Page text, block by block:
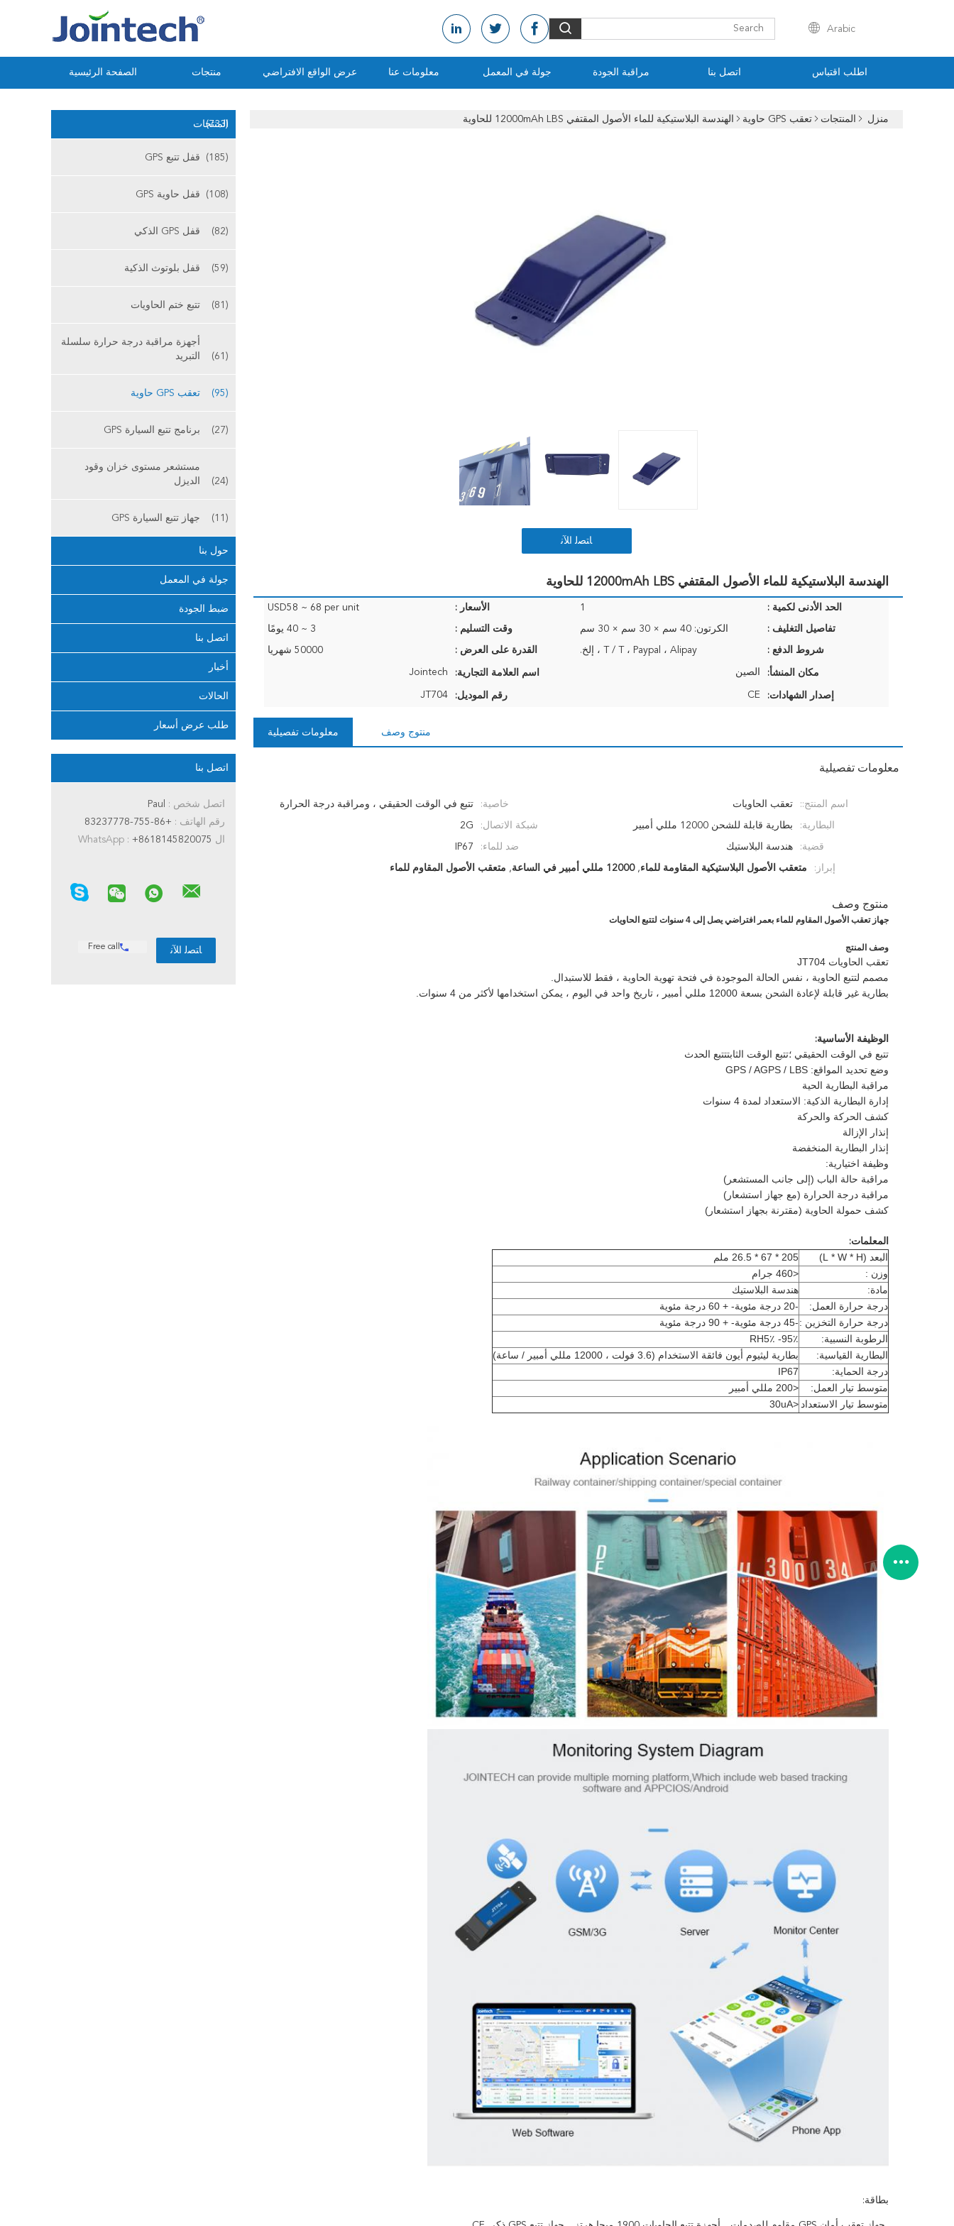
Arabic
الصفحة الرئيسية منتجات عرض الواقع الافتراضي معلومات عنا جولة في المعمل مراقبة الجودة اتصل بنا اطلب اقتباس
المنتجات(733)
قفل تتبع GPS (185)
قفل حاوية GPS (108)
قفل GPS الذكي (82)
قفل بلوتوث الذكية (59)
تتبع ختم الحاويات (81)
أجهزة مراقبة درجة حرارة سلسلة
التبريد
(61)
تعقب GPS حاوية (95)
برنامج تتبع السيارة GPS (27)
مستشعر مستوى خزان وقود
الديزل
(24)
جهاز تتبع السيارة GPS (11)
حول بنا
جولة في المعمل
ضبط الجودة
اتصل بنا
أخبار
الحالات
طلب عرض أسعار
اتصل بنا
اتصل شخص :
رقم الهاتف : +86-755-83237778
ال WhatsApp : +8618145820075
Free call
منزل المنتجات تعقب GPS حاوية الهندسة البلاستيكية للماء الأصول المقتفي 12000mAh LBS للحاوية
ﺎﺘﺼﻟ ﺍﻶﻧ
الهندسة البلاستيكية للماء الأصول المقتفي 12000mAh LBS للحاوية
الحد الأدنى لكمية : 1 الأسعار : USD58 ~ 68 per unit
تفاصيل التغليف : الكرتون: 40 سم × 30 سم × 30 سم وقت التسليم : 3 ~ 40 يومًا
شروط الدفع : T / T ، Paypal ، Alipay ، إلخ. القدرة على العرض : 50000 شهريا
مكان المنشأ: الصين اسم العلامة التجارية: Jointech
إصدار الشهادات: CE رقم الموديل: JT704
معلومات تفصيلية منتوج وصف
معلومات تفصيلية
اسم المنتج:: تعقب الحاويات خاصية: تتبع في الوقت الحقيقي ، ومراقبة درجة الحرارة
البطارية: بطارية قابلة للشحن 12000 مللي أمبير شبكة الاتصال: 2G
قضية: هندسة البلاستيك ضد للماء: IP67
إبراز: متعقب الأصول البلاستيكية المقاومة للماء,12000 مللي أمبير في الساعة , متعقب الأصول المقاوم للماء
منتوج وصف
جهاز تعقب الأصول المقاوم للماء بعمر افتراضي يصل إلى 4 سنوات لتتبع الحاويات
وصف المنتج
تعقب الحاويات JT704
مصمم لتتبع الحاوية ، نفس الحالة الموجودة في فتحة تهوية الحاوية ، فقط للاستبدال.
بطارية غير قابلة لإعادة الشحن بسعة 12000 مللي أمبير ، تاريخ واحد في اليوم ، يمكن استخدامها لأكثر من 4 سنوات.
الوظيفة الأساسية:
تتبع في الوقت الحقيقي ؛تتبع الوقت الثابتتتبع الحدث
وضع تحديد المواقع: GPS / AGPS / LBS
مراقبة البطارية الحية
إدارة البطارية الذكية: الاستعداد لمدة 4 سنوات
كشف الحركة والحركة
إنذار الإزالة
إنذار البطارية المنخفضة
وظيفة اختيارية:
مراقبة حالة الباب (إلى جانب المستشعر)
مراقبة درجة الحرارة (مع جهاز استشعار)
كشف حمولة الحاوية (مقترنة بجهاز استشعار)
المعلمات:
البعد (L * W * H)
205 * 67 * 26.5 ملم
وزن :
<460 جرام
مادة:
هندسة البلاستيك
درجة حرارة العمل:
-20 درجة مئوية- + 60 درجة مئوية
درجة حرارة التخزين :-45 درجة مئوية- + 90 درجة مئوية
الرطوبة النسبية:
RH5٪ -95٪
البطارية القياسية:
بطارية ليثيوم أيون فائقة الاستخدام (3.6 فولت ، 12000 مللي أمبير / ساعة)
درجة الحماية:
IP67
متوسط ​​تيار العمل:
<200 مللي أمبير
متوسط ​​تيار الاستعداد <30uA
بطاقة: